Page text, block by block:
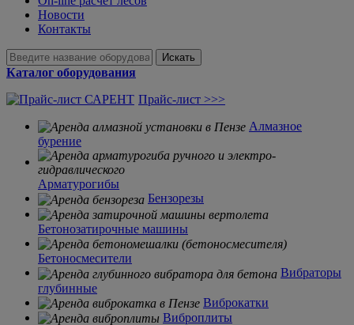
Новости
Контакты
Искать
Каталог оборудования
Прайс-лист >>>
Алмазное
бурение
Арматурогибы
Бензорезы
Бетонозатирочные машины
Бетоносмесители
Вибраторы
глубинные
Виброкатки
Виброплиты